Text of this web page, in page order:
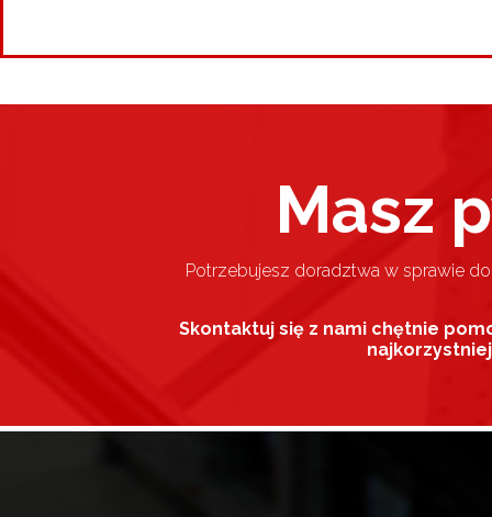
Masz
Potrzebujesz doradztwa w sprawie
Skontaktuj się z nami chętnie